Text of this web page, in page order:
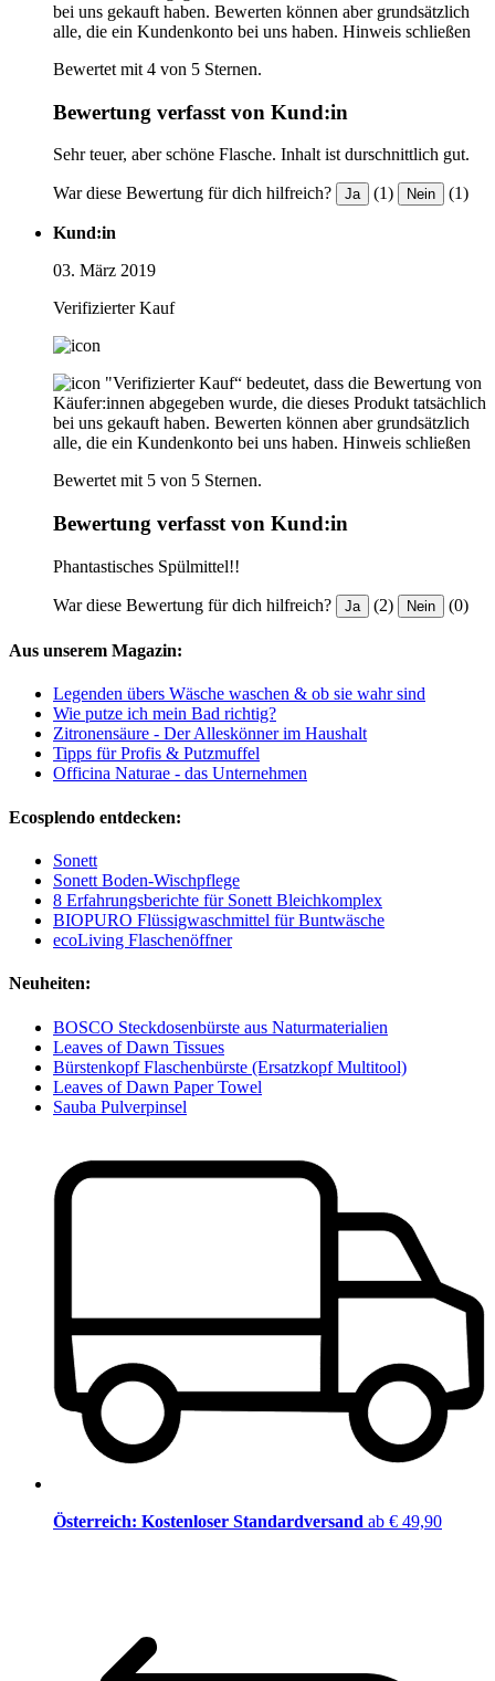
bei uns gekauft haben. Bewerten können aber grundsätzlich
alle, die ein Kundenkonto bei uns haben. Hinweis schließen
Bewertet mit 4 von 5 Sternen.
Bewertung verfasst von Kund:in
Sehr teuer, aber schöne Flasche. Inhalt ist durschnittlich gut.
War diese Bewertung für dich hilfreich? Ja (1) Nein (1)
Kund:in
03. März 2019
Verifizierter Kauf
"Verifizierter Kauf“ bedeutet, dass die Bewertung von
Käufer:innen abgegeben wurde, die dieses Produkt tatsächlich
bei uns gekauft haben. Bewerten können aber grundsätzlich
alle, die ein Kundenkonto bei uns haben. Hinweis schließen
Bewertet mit 5 von 5 Sternen.
Bewertung verfasst von Kund:in
Phantastisches Spülmittel!!
War diese Bewertung für dich hilfreich? Ja (2) Nein (0)
Aus unserem Magazin:
Legenden übers Wäsche waschen & ob sie wahr sind
Wie putze ich mein Bad richtig?
Zitronensäure - Der Alleskönner im Haushalt
Tipps für Profis & Putzmuffel
Officina Naturae - das Unternehmen
Ecosplendo entdecken:
Sonett
Sonett Boden-Wischpflege
8 Erfahrungsberichte für Sonett Bleichkomplex
BIOPURO Flüssigwaschmittel für Buntwäsche
ecoLiving Flaschenöffner
Neuheiten:
BOSCO Steckdosenbürste aus Naturmaterialien
Leaves of Dawn Tissues
Bürstenkopf Flaschenbürste (Ersatzkopf Multitool)
Leaves of Dawn Paper Towel
Sauba Pulverpinsel
Österreich: Kostenloser Standardversand ab € 49,90